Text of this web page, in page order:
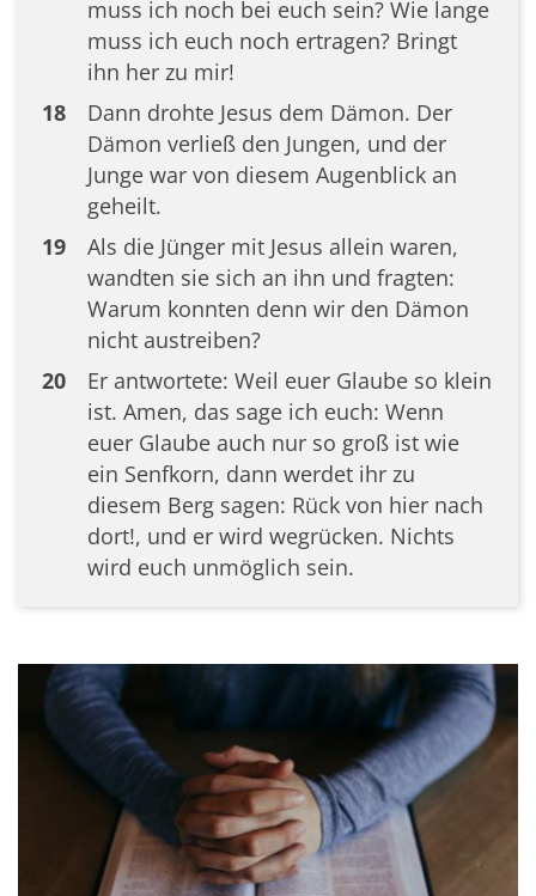
muss ich noch bei euch sein? Wie lange
muss ich euch noch ertragen? Bringt
ihn her zu mir!
18
Dann drohte Jesus dem Dämon. Der
Dämon verließ den Jungen, und der
Junge war von diesem Augenblick an
geheilt.
19
Als die Jünger mit Jesus allein waren,
wandten sie sich an ihn und fragten:
Warum konnten denn wir den Dämon
nicht austreiben?
20
Er antwortete: Weil euer Glaube so klein
ist. Amen, das sage ich euch: Wenn
euer Glaube auch nur so groß ist wie
ein Senfkorn, dann werdet ihr zu
diesem Berg sagen: Rück von hier nach
dort!, und er wird wegrücken. Nichts
wird euch unmöglich sein.